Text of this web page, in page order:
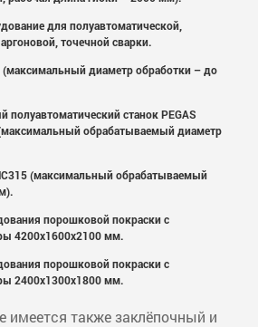
для полуавтоматической,
точечной сварки.
(максимальный диаметр обработки – до
полуавтоматический станок PEGAS
обрабатываемый диаметр
(максимальный обрабатываемый
порошковой покраски с
4200х1600х2100 мм.
порошковой покраски с
2400х1300х1800 мм.
имеется также заклёпочный и